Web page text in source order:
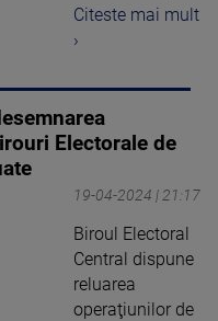
Citeste mai mult
›
Electorale de
19-04-2024 | 21:17
Biroul Electoral
Central dispune
reluarea
operaţiunilor de